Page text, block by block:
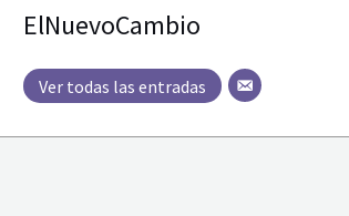
ElNuevoCambio
Ver todas las entradas